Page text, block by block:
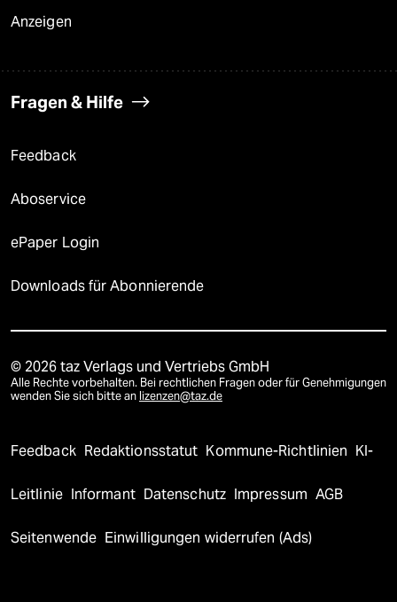
Anzeigen
Fragen & Hilfe
Feedback
Aboservice
ePaper Login
Downloads für Abonnierende
© 2026 taz Verlags und Vertriebs GmbH
Alle Rechte vorbehalten. Bei rechtlichen Fragen oder für Genehmigungen
wenden Sie sich bitte an lizenzen@taz.de
Feedback Redaktionsstatut Kommune-Richtlinien KI-
Leitlinie Informant Datenschutz Impressum AGB
Seitenwende Einwilligungen widerrufen (Ads)